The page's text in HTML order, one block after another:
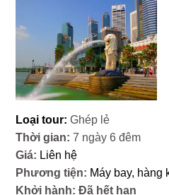
Loại tour: Ghép lẻ
Thời gian: 7 ngày 6 đêm
Giá: Liên hệ
Phương tiện: Máy bay, hàng
Khởi hành: Đã hết hạn